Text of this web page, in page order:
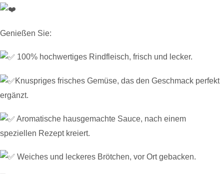
Genießen Sie:
100% hochwertiges Rindfleisch, frisch und lecker.
Knuspriges frisches Gemüse, das den Geschmack perfekt
ergänzt.
Aromatische hausgemachte Sauce, nach einem
speziellen Rezept kreiert.
Weiches und leckeres Brötchen, vor Ort gebacken.